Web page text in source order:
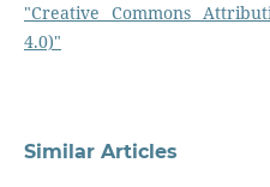
"Creative Commons
4.0)"
Similar Articles